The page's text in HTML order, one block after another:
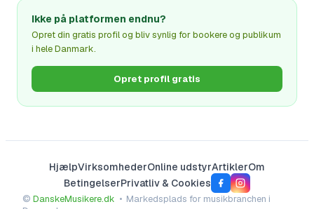
Ikke på platformen endnu?
Opret din gratis profil og bliv synlig for bookere og publikum
i hele Danmark.
Opret profil gratis
HjælpVirksomhederOnline udstyrArtiklerOm
BetingelserPrivatliv & Cookies
© DanskeMusikere.dk • Markedsplads for musikbranchen i